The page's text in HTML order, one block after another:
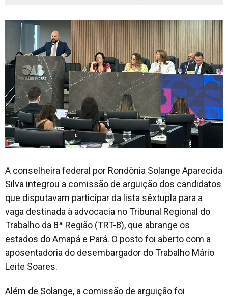
A conselheira federal por Rondônia Solange Aparecida
Silva integrou a comissão de arguição dos candidatos
que disputavam participar da lista sêxtupla para a
vaga destinada à advocacia no Tribunal Regional do
Trabalho da 8ª Região (TRT-8), que abrange os
estados do Amapá e Pará. O posto foi aberto com a
aposentadoria do desembargador do Trabalho Mário
Leite Soares.
Além de Solange, a comissão de arguição foi